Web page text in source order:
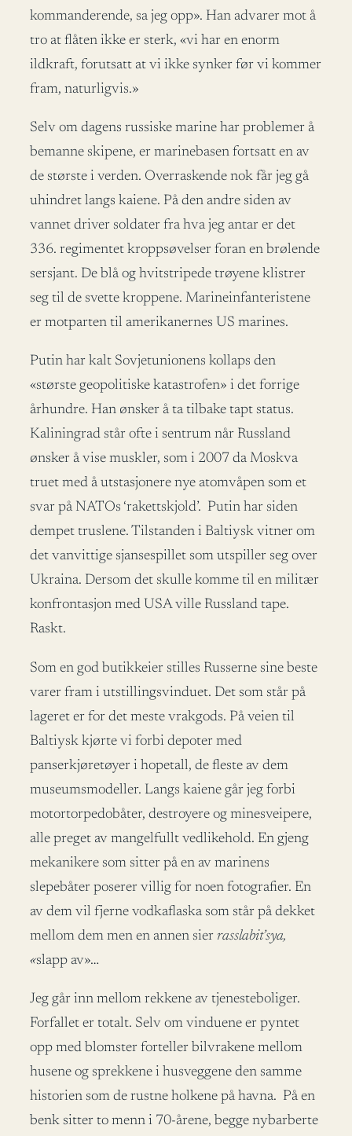
kommanderende, sa jeg opp». Han advarer mot å
tro at flåten ikke er sterk, «vi har en enorm
ildkraft, forutsatt at vi ikke synker før vi kommer
fram, naturligvis.»
Selv om dagens russiske marine har problemer å
bemanne skipene, er marinebasen fortsatt en av
de største i verden. Overraskende nok får jeg gå
uhindret langs kaiene. På den andre siden av
vannet driver soldater fra hva jeg antar er det
336. regimentet kroppsøvelser foran en brølende
sersjant. De blå og hvitstripede trøyene klistrer
seg til de svette kroppene. Marineinfanteristene
er motparten til amerikanernes US marines.
Putin har kalt Sovjetunionens kollaps den
«største geopolitiske katastrofen» i det forrige
århundre. Han ønsker å ta tilbake tapt status.
Kaliningrad står ofte i sentrum når Russland
ønsker å vise muskler, som i 2007 da Moskva
truet med å utstasjonere nye atomvåpen som et
svar på NATOs ‘rakettskjold’. Putin har siden
dempet truslene. Tilstanden i Baltiysk vitner om
det vanvittige sjansespillet som utspiller seg over
Ukraina. Dersom det skulle komme til en militær
konfrontasjon med USA ville Russland tape.
Raskt.
Som en god butikkeier stilles Russerne sine beste
varer fram i utstillingsvinduet. Det som står på
lageret er for det meste vrakgods. På veien til
Baltiysk kjørte vi forbi depoter med
panserkjøretøyer i hopetall, de fleste av dem
museumsmodeller. Langs kaiene går jeg forbi
motortorpedobåter, destroyere og minesveipere,
alle preget av mangelfullt vedlikehold. En gjeng
mekanikere som sitter på en av marinens
slepebåter poserer villig for noen fotografier. En
av dem vil fjerne vodkaflaska som står på dekket
mellom dem men en annen sier rasslabit’sya,
«slapp av»…
Jeg går inn mellom rekkene av tjenesteboliger.
Forfallet er totalt. Selv om vinduene er pyntet
opp med blomster forteller bilvrakene mellom
husene og sprekkene i husveggene den samme
historien som de rustne holkene på havna. På en
benk sitter to menn i 70-årene, begge nybarberte